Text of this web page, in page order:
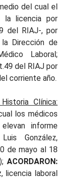
del cual el
la licencia por
del RIAJ-, por
Dirección de
Laboral;
del RIAJ por
corriente año.
Clínica:
los médicos
informe
González,
de mayo al 18
ACORDARON:
licencia laboral